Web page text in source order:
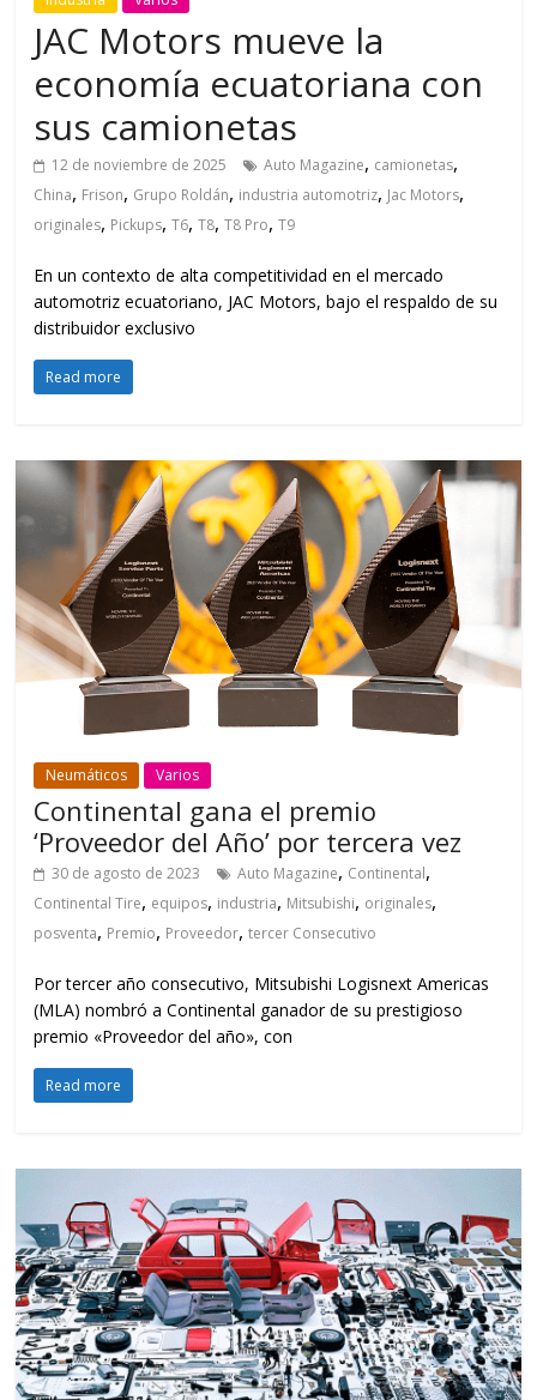
JAC Motors mueve la
economía ecuatoriana con
sus camionetas
12 de noviembre de 2025 Auto Magazine, camionetas,
China, Frison, Grupo Roldán, industria automotriz, Jac Motors,
originales, Pickups,T6,T8,T8 Pro,T9
En un contexto de alta competitividad en el mercado
automotriz ecuatoriano, JAC Motors, bajo el respaldo de su
distribuidor exclusivo
Read more
Neumáticos Varios
Continental gana el premio
‘Proveedor del Año’ por tercera vez
30 de agosto de 2023 Auto Magazine, Continental,
Continental Tire, equipos, industria, Mitsubishi, originales,
posventa, Premio, Proveedor,tercer Consecutivo
Por tercer año consecutivo, Mitsubishi Logisnext Americas
(MLA) nombró a Continental ganador de su prestigioso
premio «Proveedor del año», con
Read more